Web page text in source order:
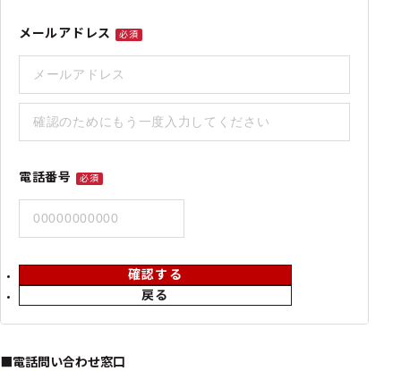
メールアドレス 必須
電話番号 必須
戻る
確認する
■電話問い合わせ窓口